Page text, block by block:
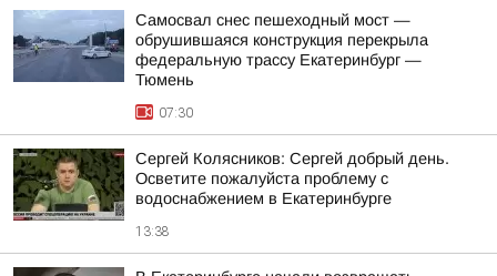
Самосвал снес пешеходный мост —
обрушившаяся конструкция перекрыла
федеральную трассу Екатеринбург —
Тюмень
07:30
Сергей Колясников: Сергей добрый день.
Осветите пожалуйста проблему с
водоснабжением в Екатеринбурге
13:38